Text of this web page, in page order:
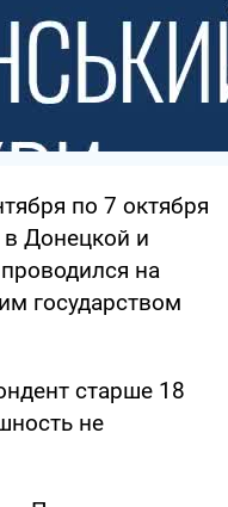
по 7 октября
в Донецкой и
на
государством
старше 18
не